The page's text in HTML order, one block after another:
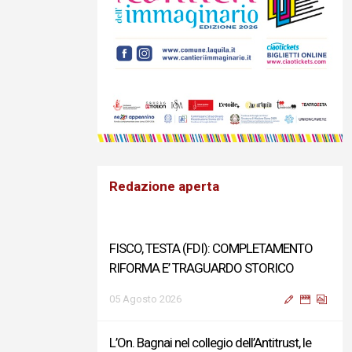
Redazione aperta
FISCO, TESTA (FDI): COMPLETAMENTO
RIFORMA E’ TRAGUARDO STORICO
05 Agosto 2026
L’On. Bagnai nel collegio dell’Antitrust, le